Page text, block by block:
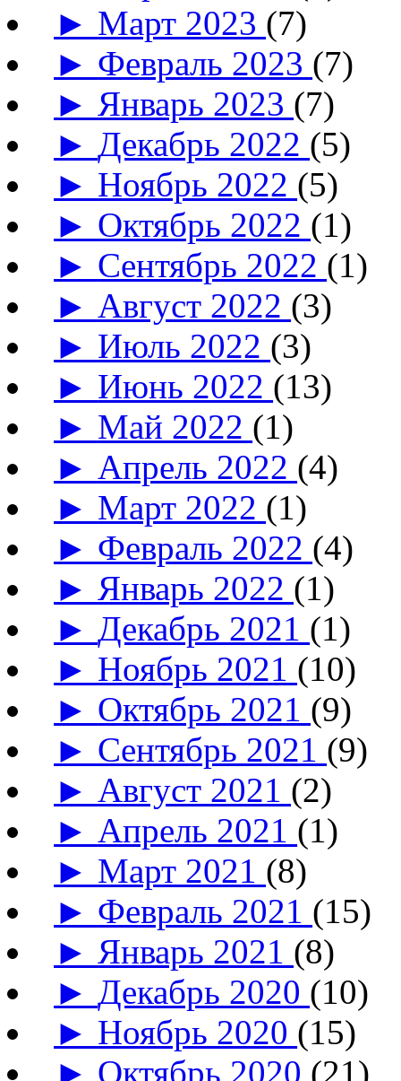
► Март 2023 (7)
► Февраль 2023 (7)
► Январь 2023 (7)
►Декабрь 2022 (5)
► Ноябрь 2022 (5)
► Октябрь 2022 (1)
► Сентябрь 2022 (1)
► Август 2022 (3)
► Июль 2022 (3)
► Июнь 2022 (13)
► Май 2022 (1)
► Апрель 2022 (4)
► Март 2022 (1)
► Февраль 2022 (4)
► Январь 2022 (1)
►Декабрь 2021 (1)
► Ноябрь 2021 (10)
► Октябрь 2021 (9)
► Сентябрь 2021 (9)
► Август 2021 (2)
► Апрель 2021 (1)
► Март 2021 (8)
► Февраль 2021 (15)
► Январь 2021 (8)
►Декабрь 2020 (10)
► Ноябрь 2020 (15)
► Октябрь 2020 (21)